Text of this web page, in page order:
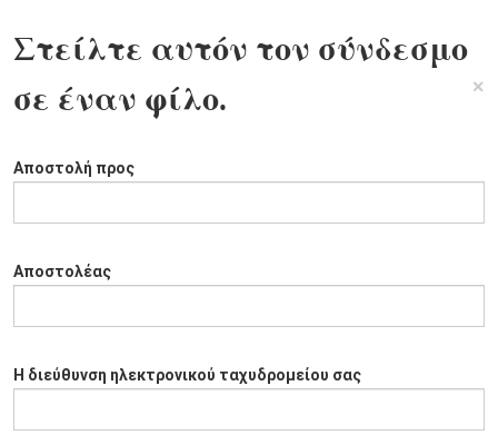
Στείλτε αυτόν τον σύνδεσμο
σε έναν φίλο.
×
Αποστολή προς
Αποστολέας
Η διεύθυνση ηλεκτρονικού ταχυδρομείου σας